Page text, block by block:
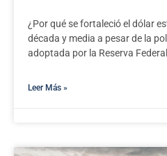
¿Por qué se fortaleció el dólar
década y media a pesar de la
adoptada por la Reserva Federal
Leer Más »